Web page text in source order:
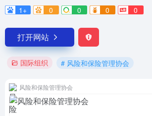
1+
0 0 0 0
打开网站
国际组织 # 风险和保险管理协会
风险和保险管理协会